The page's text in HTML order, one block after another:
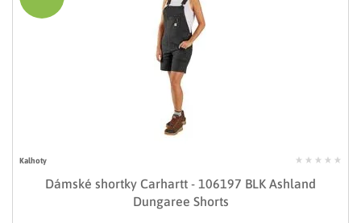
Kalhoty
Dámské shortky Carhartt - 106197 BLK Ashland
Dungaree Shorts